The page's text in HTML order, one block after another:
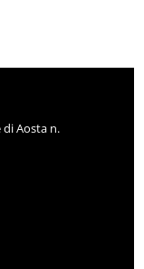
Aosta n.